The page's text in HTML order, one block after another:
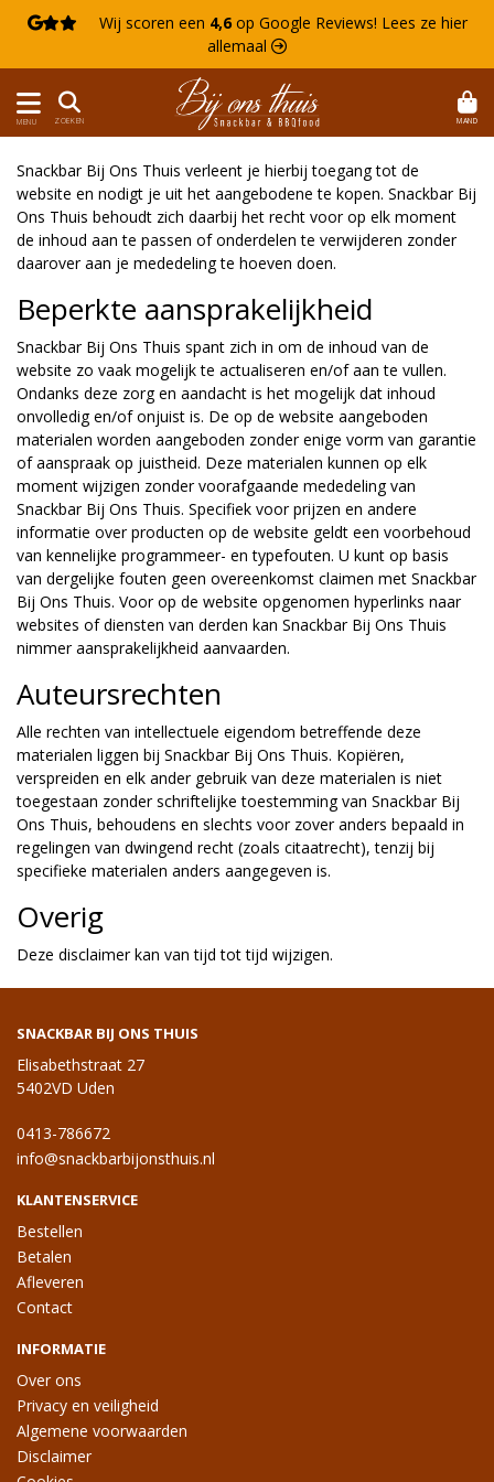
 Wij scoren een 4,6op Google Reviews! Lees ze hier
allemaal 
MENU ZOEKEN MAND
Snackbar Bij Ons Thuis verleent je hierbij toegang tot de
website en nodigt je uit het aangebodene te kopen. Snackbar Bij
Ons Thuis behoudt zich daarbij het recht voor op elk moment
de inhoud aan te passen of onderdelen te verwijderen zonder
daarover aan je mededeling te hoeven doen.
Beperkte aansprakelijkheid
Snackbar Bij Ons Thuis spant zich in om de inhoud van de
website zo vaak mogelijk te actualiseren en/of aan te vullen.
Ondanks deze zorg en aandacht is het mogelijk dat inhoud
onvolledig en/of onjuist is. De op de website aangeboden
materialen worden aangeboden zonder enige vorm van garantie
of aanspraak op juistheid. Deze materialen kunnen op elk
moment wijzigen zonder voorafgaande mededeling van
Snackbar Bij Ons Thuis. Specifiek voor prijzen en andere
informatie over producten op de website geldt een voorbehoud
van kennelijke programmeer- en typefouten. U kunt op basis
van dergelijke fouten geen overeenkomst claimen met Snackbar
Bij Ons Thuis. Voor op de website opgenomen hyperlinks naar
websites of diensten van derden kan Snackbar Bij Ons Thuis
nimmer aansprakelijkheid aanvaarden.
Auteursrechten
Alle rechten van intellectuele eigendom betreffende deze
materialen liggen bij Snackbar Bij Ons Thuis. Kopiëren,
verspreiden en elk ander gebruik van deze materialen is niet
toegestaan zonder schriftelijke toestemming van Snackbar Bij
Ons Thuis, behoudens en slechts voor zover anders bepaald in
regelingen van dwingend recht (zoals citaatrecht), tenzij bij
specifieke materialen anders aangegeven is.
Overig
Deze disclaimer kan van tijd tot tijd wijzigen.
SNACKBAR BIJ ONS THUIS
Elisabethstraat 27
5402VD Uden
0413-786672
info@snackbarbijonsthuis.nl
KLANTENSERVICE
Bestellen
Betalen
Afleveren
Contact
INFORMATIE
Over ons
Privacy en veiligheid
Algemene voorwaarden
Disclaimer